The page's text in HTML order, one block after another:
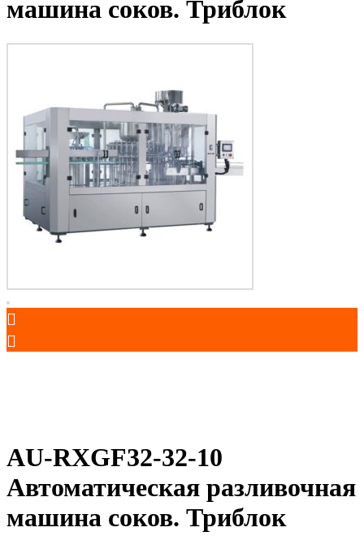
машина соков. Триблок
AU-RXGF32-32-10
Автоматическая разливочная
машина соков. Триблок